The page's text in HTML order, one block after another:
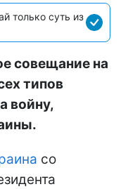
только суть из
совещание на
типов
войну,
со